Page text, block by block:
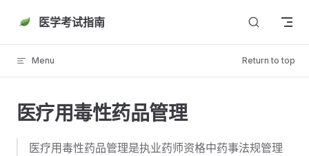
Skip to content
医学考试指南
Menu Return to top
医疗用毒性药品管理
医疗用毒性药品管理是执业药师资格中药事法规管理